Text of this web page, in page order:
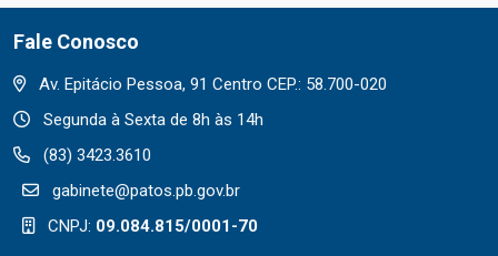
Fale Conosco
Av. Epitácio Pessoa, 91 Centro CEP.: 58.700-020
Segunda à Sexta de 8h às 14h
(83) 3423.3610
gabinete@patos.pb.gov.br
CNPJ: 09.084.815/0001-70